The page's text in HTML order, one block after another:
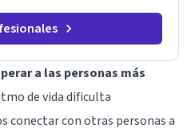
a las personas más
de vida dificulta
conectar con otras personas a